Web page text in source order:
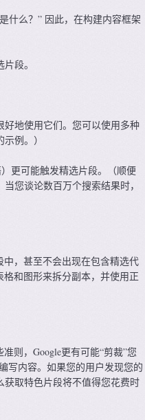
什么？” 因此，在构建内容框架
段。
地使用它们。您可以使用多种
例。）
更可能触发精选片段。（顺便
您谈论数百万个搜索结果时，
，甚至不会出现在包含精选代
和图形来拆分副本，并使用正
则，Google更有可能“剪裁”您
写内容。如果您的用户发现您的
取特色片段将不值得您花费时